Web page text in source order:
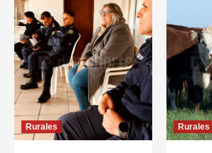
Rurales Rurales